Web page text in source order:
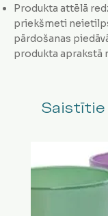
Produkta attēlā
priekšmeti
pārdošanas
produkta aprakstā